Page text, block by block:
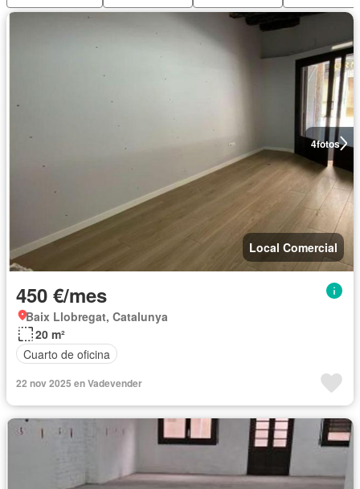
4fotos
Local Comercial
450 €/mes
Baix Llobregat, Catalunya
20 m²
Cuarto de oficina
22 nov 2025 en Vadevender